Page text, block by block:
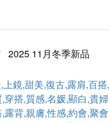
2025 11月冬季新品